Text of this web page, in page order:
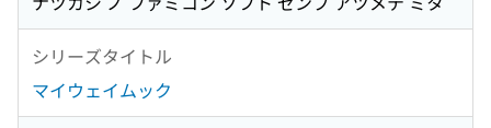
シリーズタイトル
マイウェイムック